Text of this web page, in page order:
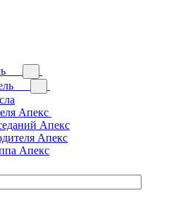
Апекс
Апекс
Апекс
Апекс